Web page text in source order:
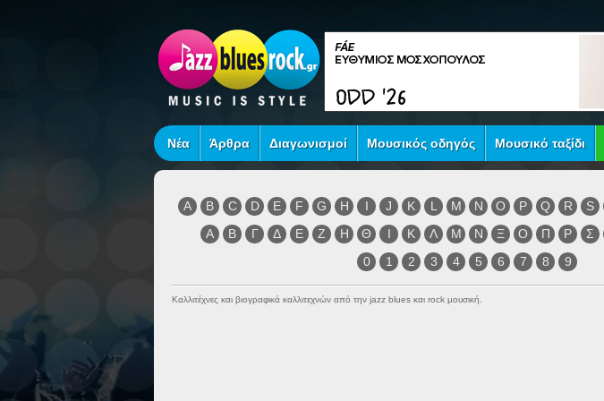
Νέα Άρθρα Διαγωνισμοί Μουσικός οδηγός Μουσικό ταξίδι
A B C D E F G H I J K L M N O P Q R S
Α
Β Γ Δ Ε Ζ Η Θ Ι Κ Λ Μ Ν Ξ Ο Π Ρ Σ
0
1 2 3 4 5 6 7 8 9
Καλλιτέχνες και βιογραφικά καλλιτεχνών από την jazz blues και rock μουσική.